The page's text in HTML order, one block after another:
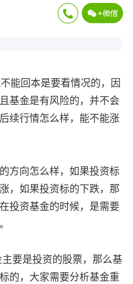
能回本是要看情况的，因
基金是有风险的，并不会
续行情怎么样，能不能涨
方向怎么样，如果投资标
，如果投资标的下跌，那
投资基金的时候，是需要
要是投资的股票，那么基
的，大家需要分析基金重